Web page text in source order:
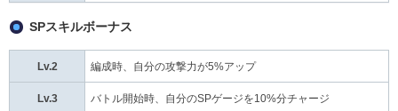
SPスキルボーナス
Lv.2 編成時、自分の攻撃力が5%アップ
Lv.3 バトル開始時、自分のSPゲージを10%分チャージ